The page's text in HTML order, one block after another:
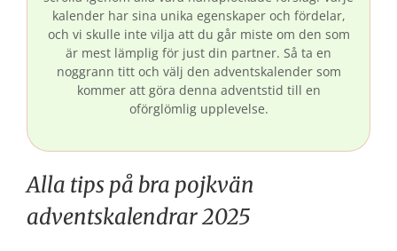
kalender har sina unika egenskaper och fördelar,
och vi skulle inte vilja att du går miste om den som
är mest lämplig för just din partner. Så ta en
noggrann titt och välj den adventskalender som
kommer att göra denna adventstid till en
oförglömlig upplevelse.
Alla tips på bra pojkvän
adventskalendrar 2025